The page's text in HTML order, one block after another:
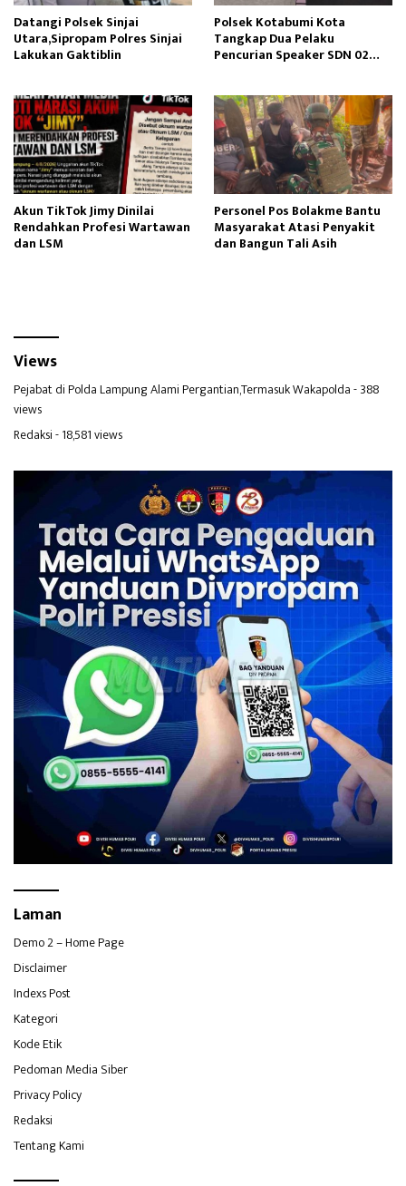
Datangi Polsek Sinjai
Utara,Sipropam Polres Sinjai
Lakukan Gaktiblin
Polsek Kotabumi Kota
Tangkap Dua Pelaku
Pencurian Speaker SDN 02
Akun TikTok Jimy Dinilai
Rendahkan Profesi Wartawan
dan LSM
Personel Pos Bolakme Bantu
Masyarakat Atasi Penyakit
dan Bangun Tali Asih
Views
Pejabat di Polda Lampung Alami Pergantian,Termasuk Wakapolda- 388
views
Redaksi- 18,581 views
Laman
Demo 2 – Home Page
Disclaimer
Indexs Post
Kategori
Kode Etik
Pedoman Media Siber
Privacy Policy
Redaksi
Tentang Kami